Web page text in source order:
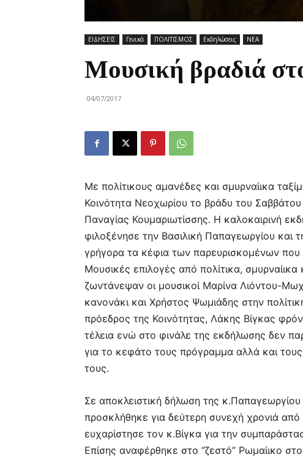
ΕΙΔΗΣΕΙΣ Γενικά ΠΟΛΙΤΙΣΜΟΣ Εκδηλώσεις ΝΕΑ
Μουσική βραδιά
04/07/2017
Με πολίτικους αμανέδες και σμυρναίικα
Κοινότητα Νεοχωρίου το βράδυ του
Παναγίας Κουμαριωτίσσης. Η καλοκαιρινή
φιλοξένησε την Βασιλική Παπαγεωργίου και
γρήγορα τα κέφια των παρευρισκομένων
Μουσικές επιλογές από πολίτικα,
ζωντάνεψαν οι μουσικοί Μαρίνα Λιόντου-
κανονάκι και Χρήστος Ψωμιάδης στην
πρόεδρος της Κοινότητας, Λάκης Βίγκας
τέλεια ενώ στο φινάλε της εκδήλωσης δεν
για το κεφάτο τους πρόγραμμα αλλά και
τους.
Σε αποκλειστική δήλωση της
προσκλήθηκε για δεύτερη συνεχή χρονιά από
ευχαρίστησε τον κ.Βίγκα για την
Επίσης αναφέρθηκε στο ”ζεστό” Ρωμαίικο